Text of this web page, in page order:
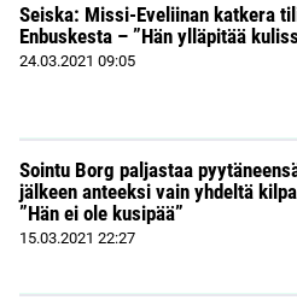
Seiska: Missi-Eveliinan katkera
Enbuskesta – ”Hän ylläpitää
24.03.2021 09:05
Sointu Borg paljastaa
jälkeen anteeksi vain yhdeltä
”Hän ei ole kusipää”
15.03.2021 22:27